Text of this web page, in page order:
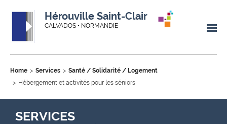
Hérouville Saint-Clair
CALVADOS • NORMANDIE
Home Services
Santé / Solidarité / Logement
Hébergement et activités pour les séniors
SERVICES